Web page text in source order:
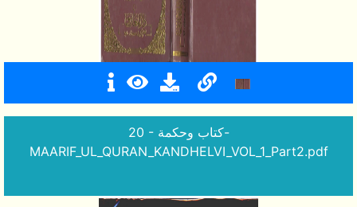
20 - كتاب وحكمة-
MAARIF_UL_QURAN_KANDHELVI_VOL_1_Part2.pdf